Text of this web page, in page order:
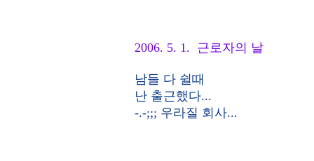
2006. 5. 1. 근로자의 날
남들 다 쉴때
난 출근했다...
-.-;;; 우라질 회사...